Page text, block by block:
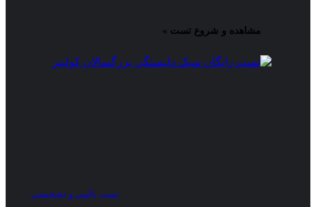
مشاهده و شروع تست »
تست بالینی و تشخیصی